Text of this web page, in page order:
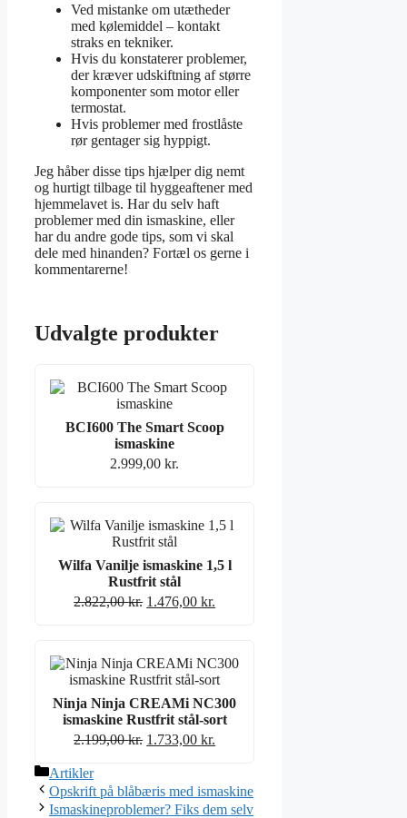
Ved mistanke om utætheder
med kølemiddel – kontakt
straks en tekniker.
Hvis du konstaterer problemer,
der kræver udskiftning af større
komponenter som motor eller
termostat.
Hvis problemer med frostlåste
rør gentager sig hyppigt.
Jeg håber disse tips hjælper dig nemt
og hurtigt tilbage til hyggeaftener med
hjemmelavet is. Har du selv haft
problemer med din ismaskine, eller
har du andre gode tips, som vi skal
dele med hinanden? Fortæl os gerne i
kommentarerne!
Udvalgte produkter
BCI600 The Smart Scoop
ismaskine
2.999,00kr.
Wilfa Vanilje ismaskine 1,5 l
Rustfrit stål
2.822,00kr. Original
1.476,00kr.
Ninja Ninja CREAMi NC300
ismaskine Rustfrit stål-sort
2.199,00kr. Original
2.199,00 kr..
1.733,00kr.
1.733,00 kr..
Kategorier
Artikler
Opskrift på blåbæris med ismaskine
Ismaskineproblemer? Fiks dem selv